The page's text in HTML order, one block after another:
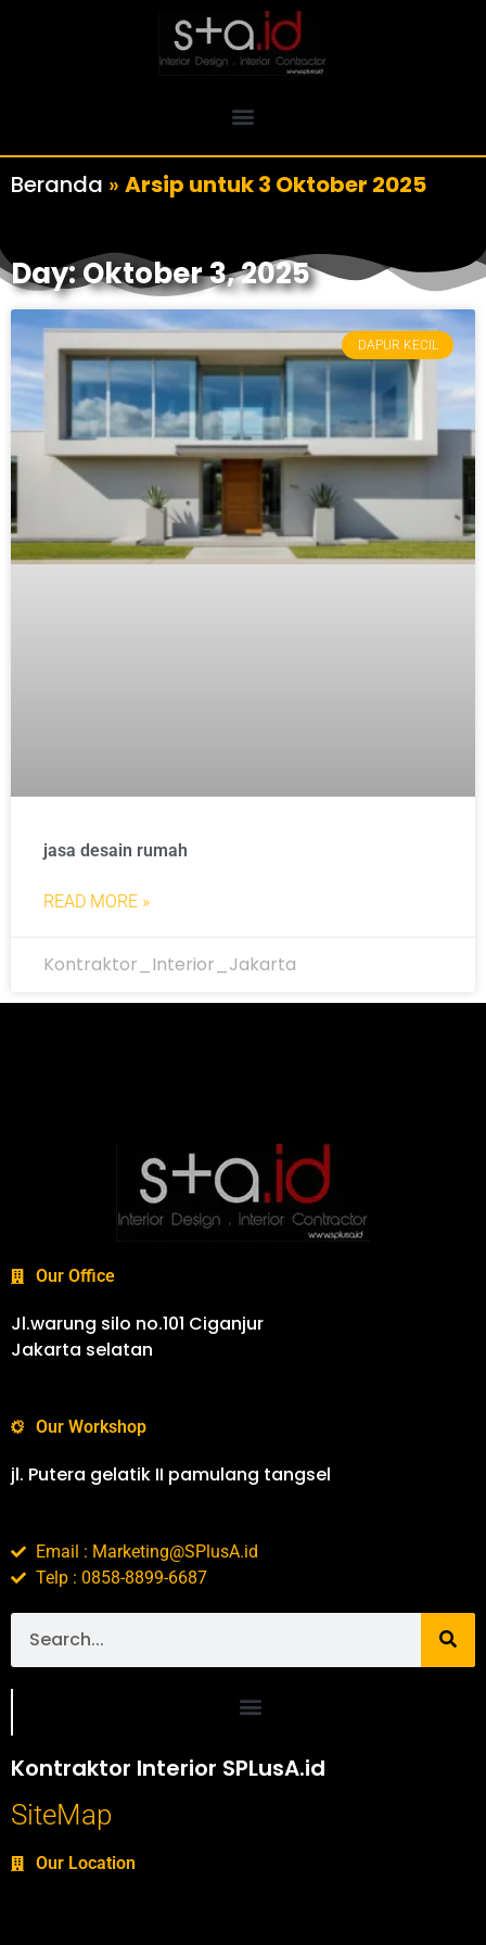
Beranda » Arsip untuk 3 Oktober 2025
Day: Oktober 3, 2025
DAPUR KECIL
jasa desain rumah
READ MORE »
Kontraktor_Interior_Jakarta
Our Office
Jl.warung silo no.101 Ciganjur
Jakarta selatan
Our Workshop
jl. Putera gelatik II pamulang tangsel
Email : Marketing@SPlusA.id
Telp : 0858-8899-6687
Kontraktor Interior SPLusA.id
SiteMap
Our Location